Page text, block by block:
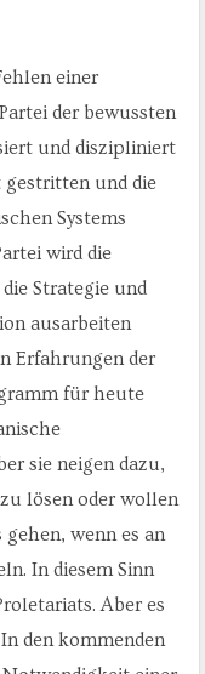
einer
der bewussten
und diszipliniert
und die
Systems
wird die
Strategie und
ausarbeiten
Erfahrungen der
für heute
sie neigen dazu,
lösen oder wollen
wenn es an
In diesem Sinn
Aber es
den kommenden